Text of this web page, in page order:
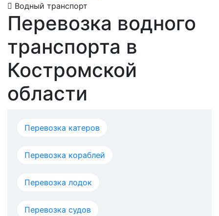
Водный транспорт
Перевозка водного
транспорта в
Костромской
области
Перевозка катеров
Перевозка кораблей
Перевозка лодок
Перевозка судов